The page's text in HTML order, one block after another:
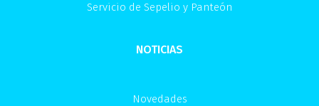
Servicio de Sepelio y Panteón
NOTICIAS
Novedades